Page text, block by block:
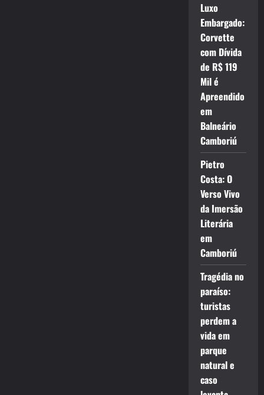
Luxo
Embargado:
Corvette
com Dívida
de R$ 119
Mil é
Apreendido
em
Balneário
Camboriú
Pietro
Costa: O
Verso Vivo
da Imersão
Literária
em
Camboriú
Tragédia no
paraíso:
turistas
perdem a
vida em
parque
natural e
caso